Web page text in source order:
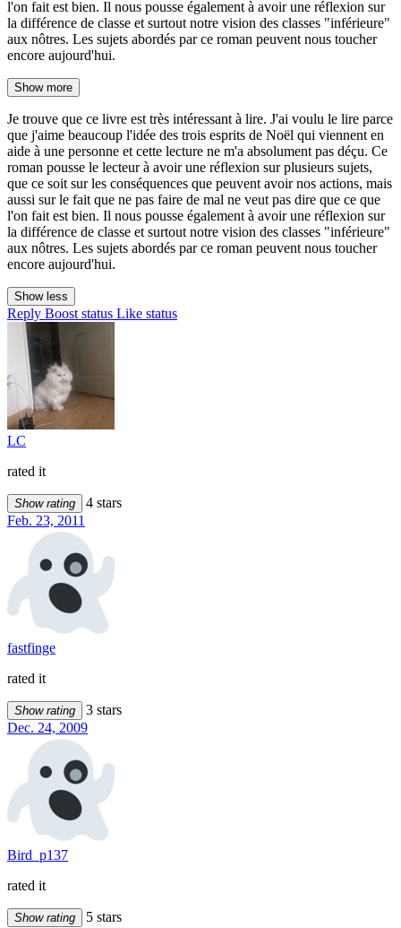
l'on fait est bien. Il nous pousse également à avoir une réflexion sur
la différence de classe et surtout notre vision des classes "inférieure"
aux nôtres. Les sujets abordés par ce roman peuvent nous toucher
encore aujourd'hui.
Show more
Je trouve que ce livre est très intéressant à lire. J'ai voulu le lire parce
que j'aime beaucoup l'idée des trois esprits de Noël qui viennent en
aide à une personne et cette lecture ne m'a absolument pas déçu. Ce
roman pousse le lecteur à avoir une réflexion sur plusieurs sujets,
que ce soit sur les conséquences que peuvent avoir nos actions, mais
aussi sur le fait que ne pas faire de mal ne veut pas dire que ce que
l'on fait est bien. Il nous pousse également à avoir une réflexion sur
la différence de classe et surtout notre vision des classes "inférieure"
aux nôtres. Les sujets abordés par ce roman peuvent nous toucher
encore aujourd'hui.
Show less
Reply Boost status Like status
LC
rated it
Show rating
4 stars
Feb. 23, 2011
fastfinge
rated it
Show rating
3 stars
Dec. 24, 2009
Bird_p137
rated it
Show rating
5 stars